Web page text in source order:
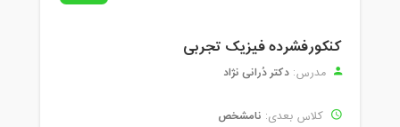
کنکورفشرده فیزیک تجربی
مدرس: دکتر دُرانی نژاد
کلاس بعدی: نامشخص